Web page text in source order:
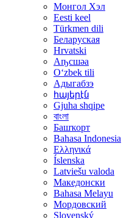
Монгол Хэл
Eesti keel
Türkmen dili
Беларуская
Hrvatski
Аҧсшәа
Oʻzbek tili
Адыгабзэ
հայերէն
Gjuha shqipe
বাংলা
Башҡорт
Bahasa Indonesia
Ελληνικά
Íslenska
Latviešu valoda
Македонски
Bahasa Melayu
Мордовский
Slovenský